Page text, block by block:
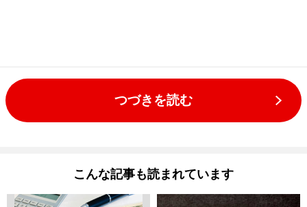
つづきを読む
こんな記事も読まれています